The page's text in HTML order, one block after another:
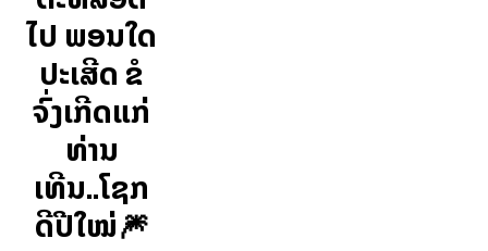
ໄປ ພອນໃດ
ປະເສີດ ຂໍ
ຈົ່ງເກີດແກ່
ທ່ານ
ເທີນ..ໂຊກ
ດີປີໃໝ່🎆